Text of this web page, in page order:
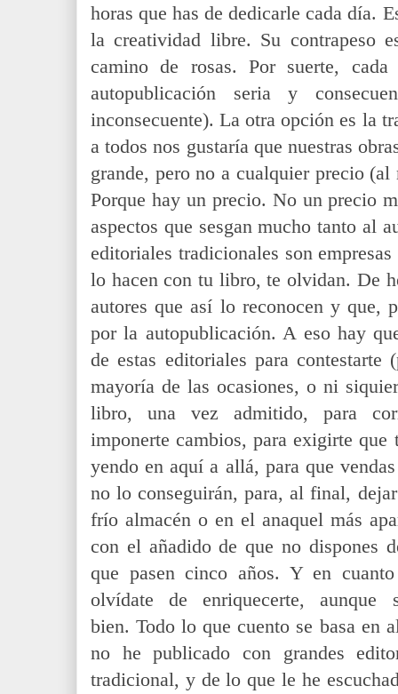
horas que has de dedicarle cada día.
la creatividad libre. Su contrapeso
camino de rosas. Por suerte,
autopublicación seria y
inconsecuente). La otra opción es la
a todos nos gustaría que nuestras
grande, pero no a cualquier precio
Porque hay un precio. No un precio
aspectos que sesgan mucho tanto al
editoriales tradicionales son
lo hacen con tu libro, te olvidan. De
autores que así lo reconocen y que,
por la autopublicación. A eso hay
de estas editoriales para
mayoría de las ocasiones, o ni
libro, una vez admitido, para
imponerte cambios, para exigirte que
yendo en aquí a allá, para que
no lo conseguirán, para, al final,
frío almacén o en el anaquel más
con el añadido de que no dispones
que pasen cinco años. Y en
olvídate de enriquecerte, aunque
bien.Todo lo que cuento se basa en
no he publicado con grandes
tradicional, y de lo que le he